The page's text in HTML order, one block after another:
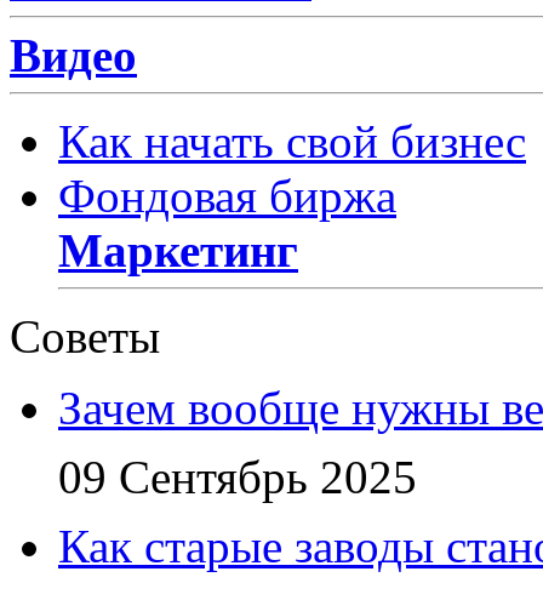
Видео
Как начать свой бизнес
Фондовая биржа
Маркетинг
Советы
Зачем вообще нужны
09 Сентябрь 2025
Как старые заводы